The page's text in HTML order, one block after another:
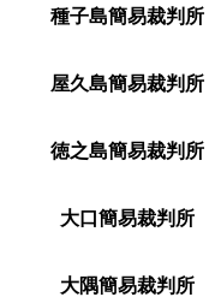
種子島簡易裁判所
屋久島簡易裁判所
徳之島簡易裁判所
大口簡易裁判所
大隅簡易裁判所